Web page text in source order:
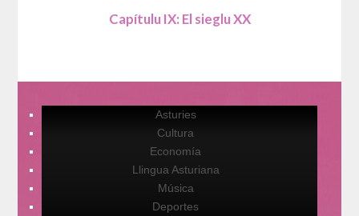
Capítulu IX: El sieglu XX
Asturies
Cultura
Economía
Llingua Asturiana
Música
Deportes